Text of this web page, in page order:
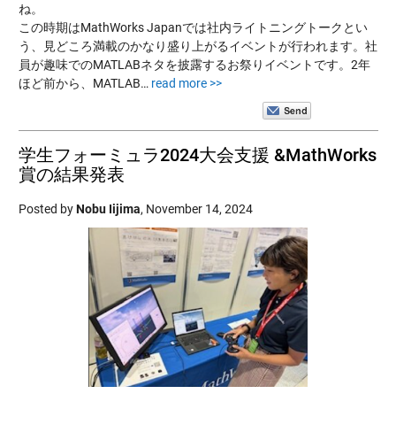
ね。
この時期はMathWorks Japanでは社内ライトニングトークとい
う、見どころ満載のかなり盛り上がるイベントが行われます。社
員が趣味でのMATLABネタを披露するお祭りイベントです。2年
ほど前から、MATLAB… read more >>
学生フォーミュラ2024大会支援 &MathWorks
賞の結果発表
Posted byNobu Iijima, November 14, 2024